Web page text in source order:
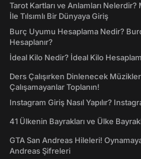
Tarot Kartları ve Anlamları
İle Tılsımlı Bir Dünyaya Giriş
Burç Uyumu Hesaplama Nedir?
Hesaplanır?
İdeal Kilo Nedir? İdeal Kilo
Ders Çalışırken Dinlenecek
Çalışamayanlar Toplanın!
Instagram Giriş Nasıl Yapılır?
41 Ülkenin Bayrakları ve Ülke
GTA San Andreas Hileleri!
Andreas Şifreleri